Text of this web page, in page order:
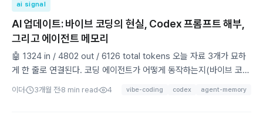
ai signal
AI 업데이트: 바이브 코딩의 현실, Codex 프롬프트 해부,
그리고 에이전트 메모리
🤖 1324 in / 4802 out / 6126 total tokens 오늘 자료 3개가 묘하
게 한 줄로 연결된다. 코딩 에이전트가 어떻게 동작하는지(바이브 코
딩), 그 에이전트의 설계도는 어떻게 생겼는지(Codex 베이스 인스트
이더 3개월 전 8 min read 4 vibe-coding codex agent-memory